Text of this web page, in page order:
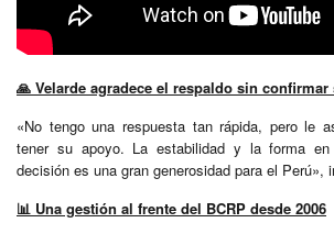
🙏 Velarde agradece el respaldo sin
«No tengo una respuesta tan rápida, pero le
tener su apoyo. La estabilidad y la forma
decisión es una gran generosidad para el Perú»,
📊 Una gestión al frente del BCRP desde 2006